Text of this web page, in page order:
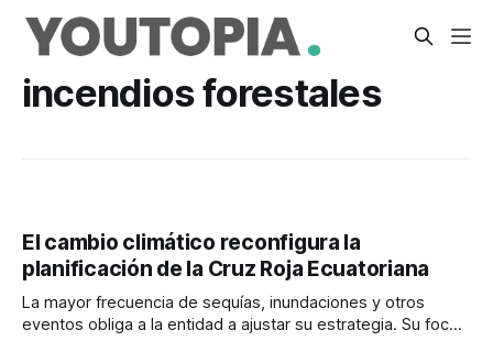
incendios forestales
El cambio climático reconfigura la
planificación de la Cruz Roja Ecuatoriana
La mayor frecuencia de sequías, inundaciones y otros
eventos obliga a la entidad a ajustar su estrategia. Su foco